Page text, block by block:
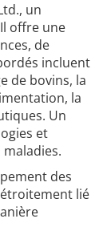
un
offre une
de
incluent
de bovins, la
la
Un
et
des
lié